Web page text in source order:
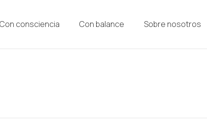
Con consciencia Con balance Sobre nosotros